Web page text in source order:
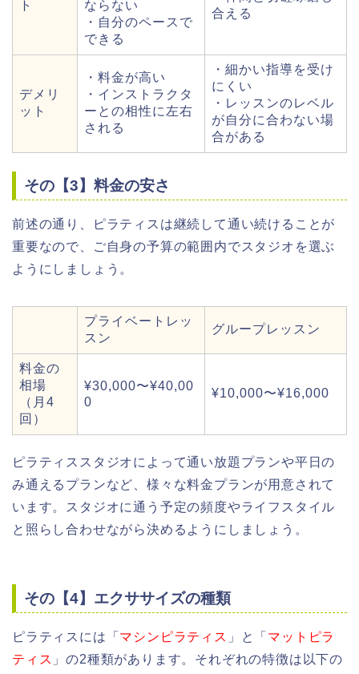
ト
ならない
・自分のペースで
できる
合える
デメリ
ット
・料金が高い
・インストラクタ
ーとの相性に左右
される
・細かい指導を受け
にくい
・レッスンのレベル
が自分に合わない場
合がある
その【3】料金の安さ
前述の通り、ピラティスは継続して通い続けることが
重要なので、ご自身の予算の範囲内でスタジオを選ぶ
ようにしましょう。
プライベートレッ
スン
グループレッスン
料金の
相場
（月4
回）
¥30,000〜¥40,00
0
¥10,000〜¥16,000
ピラティススタジオによって通い放題プランや平日の
み通えるプランなど、様々な料金プランが用意されて
います。スタジオに通う予定の頻度やライフスタイル
と照らし合わせながら決めるようにしましょう。
その【4】エクササイズの種類
ピラティスには「 マシンピラティス 」と「 マットピラ
ティス 」の2種類があります。それぞれの特徴は以下の